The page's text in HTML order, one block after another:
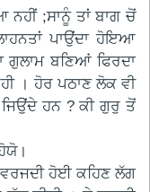
;ਸਾਨੂੰ ਤਾਂ ਬਾਗ ਚੋਂ
ਪਾਉਂਦਾ ਹੋਇਆ
ਬਣਿਆਂ ਫਿਰਦਾ
। ਹੋਰ ਪਠਾਣ ਲੋਕ ਵੀ
ਹਨ ? ਕੀ ਗੁਰੁ ਤੋਂ
ਹੋਈ ਕਹਿਣ ਲੱਗ